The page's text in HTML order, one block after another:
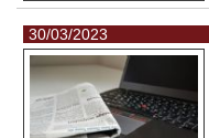
30/03/2023